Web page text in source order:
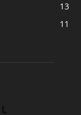
13
11